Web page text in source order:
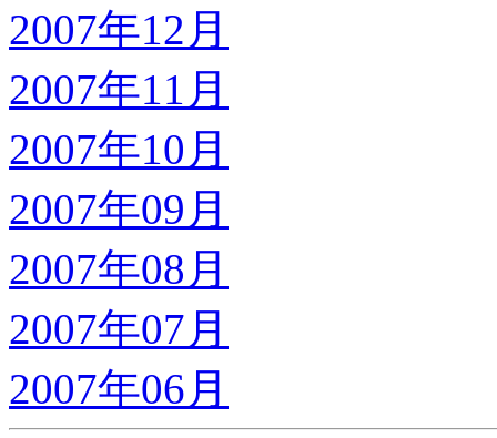
2007年12月
2007年11月
2007年10月
2007年09月
2007年08月
2007年07月
2007年06月